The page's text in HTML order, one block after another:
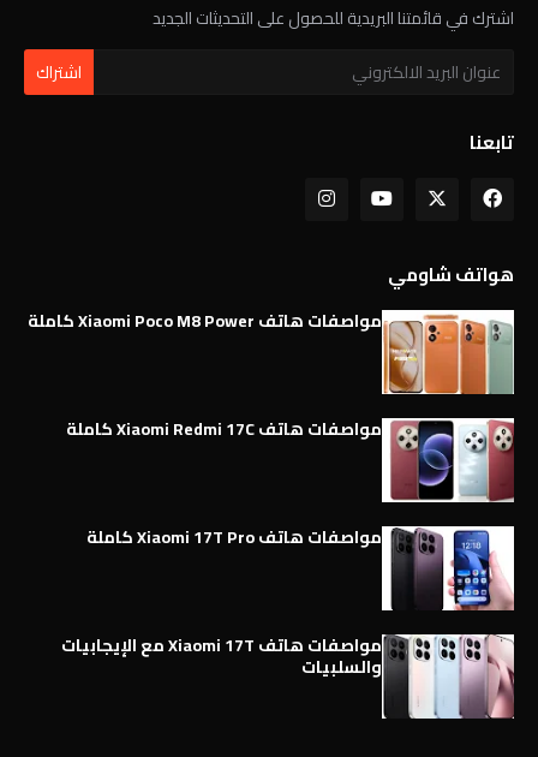
اشترك في قائمتنا البريدية للحصول على التحديثات الجديد
تابعنا
هواتف شاومي
مواصفات هاتف Xiaomi Poco M8 Power كاملة
مواصفات هاتف Xiaomi Redmi 17C كاملة
مواصفات هاتف Xiaomi 17T Pro كاملة
مواصفات هاتف Xiaomi 17T مع الإيجابيات
والسلبيات